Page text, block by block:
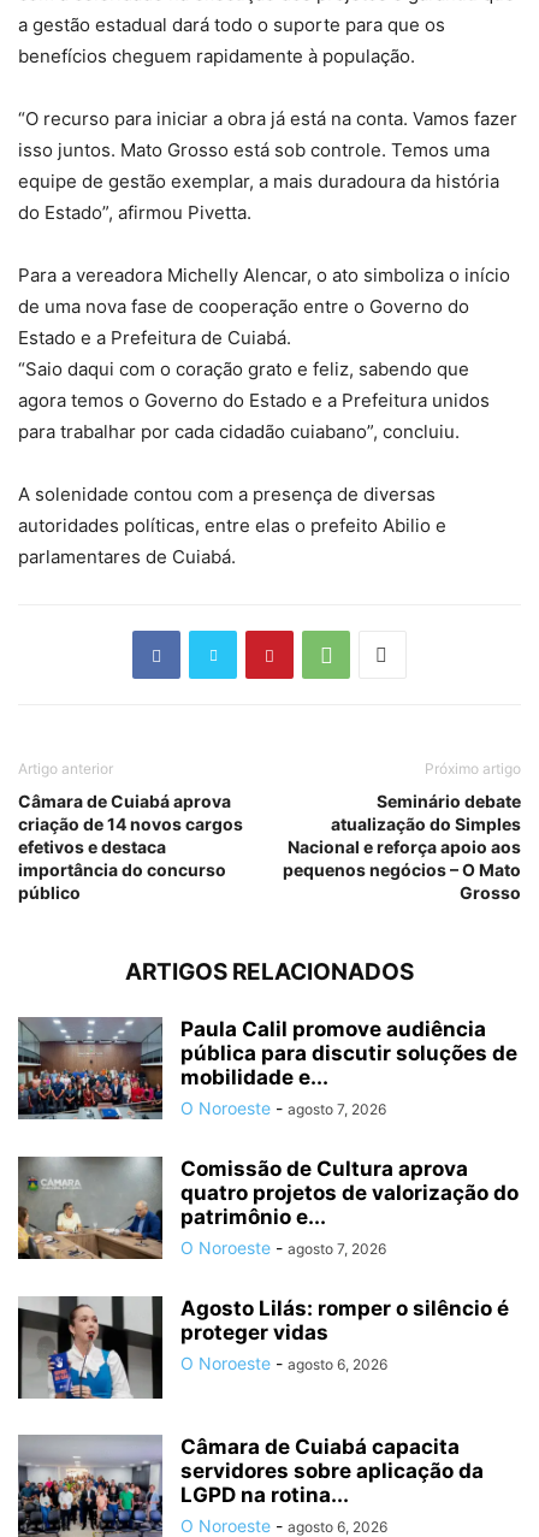
a gestão estadual dará todo o suporte para que os
benefícios cheguem rapidamente à população.
“O recurso para iniciar a obra já está na conta. Vamos fazer
isso juntos. Mato Grosso está sob controle. Temos uma
equipe de gestão exemplar, a mais duradoura da história
do Estado”, afirmou Pivetta.
Para a vereadora Michelly Alencar, o ato simboliza o início
de uma nova fase de cooperação entre o Governo do
Estado e a Prefeitura de Cuiabá.
“Saio daqui com o coração grato e feliz, sabendo que
agora temos o Governo do Estado e a Prefeitura unidos
para trabalhar por cada cidadão cuiabano”, concluiu.
A solenidade contou com a presença de diversas
autoridades políticas, entre elas o prefeito Abilio e
parlamentares de Cuiabá.
Artigo anterior
Câmara de Cuiabá aprova
criação de 14 novos cargos
efetivos e destaca
importância do concurso
público
Próximo artigo
Seminário debate
atualização do Simples
Nacional e reforça apoio aos
pequenos negócios – O Mato
Grosso
ARTIGOS RELACIONADOS
Paula Calil promove audiência
pública para discutir soluções de
mobilidade e...
O Noroeste - agosto 7, 2026
Comissão de Cultura aprova
quatro projetos de valorização do
patrimônio e...
O Noroeste - agosto 7, 2026
Agosto Lilás: romper o silêncio é
proteger vidas
O Noroeste - agosto 6, 2026
Câmara de Cuiabá capacita
servidores sobre aplicação da
LGPD na rotina...
O Noroeste - agosto 6, 2026